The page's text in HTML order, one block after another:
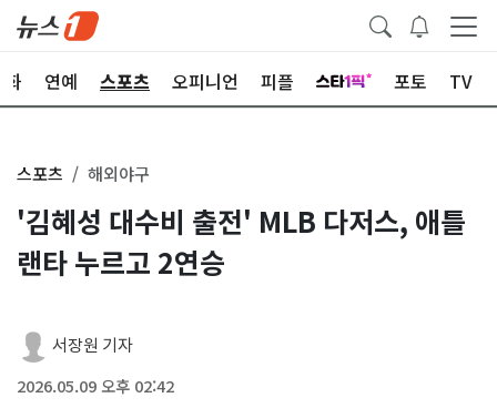
화 연예 스포츠 오피니언 피플 포토 TV
스포츠 해외야구
'김혜성 대수비 출전' MLB 다저스, 애틀
랜타 누르고 2연승
서장원 기자
2026.05.09 오후 02:42